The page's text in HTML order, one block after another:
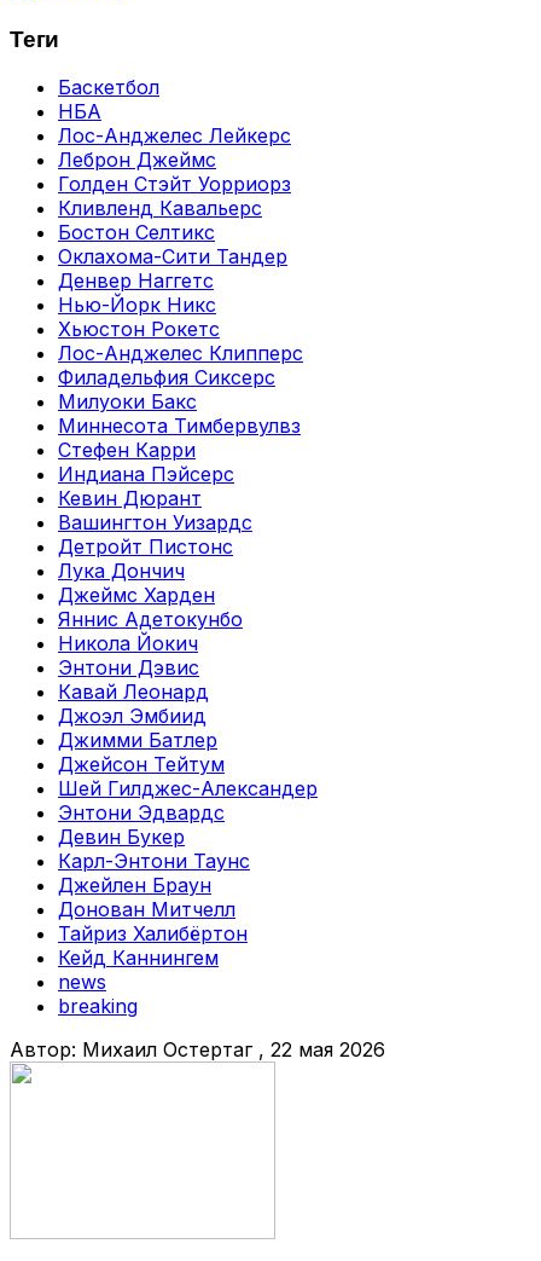
Теги
Баскетбол
НБА
Лос-Анджелес Лейкерс
Леброн Джеймс
Голден Стэйт Уорриорз
Кливленд Кавальерс
Бостон Селтикс
Оклахома-Сити Тандер
Денвер Наггетс
Нью-Йорк Никс
Хьюстон Рокетс
Лос-Анджелес Клипперс
Филадельфия Сиксерс
Милуоки Бакс
Миннесота Тимбервулвз
Стефен Карри
Индиана Пэйсерс
Кевин Дюрант
Вашингтон Уизардс
Детройт Пистонс
Лука Дончич
Джеймс Харден
Яннис Адетокунбо
Никола Йокич
Энтони Дэвис
Кавай Леонард
Джоэл Эмбиид
Джимми Батлер
Джейсон Тейтум
Шей Гилджес-Александер
Энтони Эдвардс
Девин Букер
Карл-Энтони Таунс
Джейлен Браун
Донован Митчелл
Тайриз Халибёртон
Кейд Каннингем
news
breaking
Автор: Михаил Остертаг , 22 мая 2026